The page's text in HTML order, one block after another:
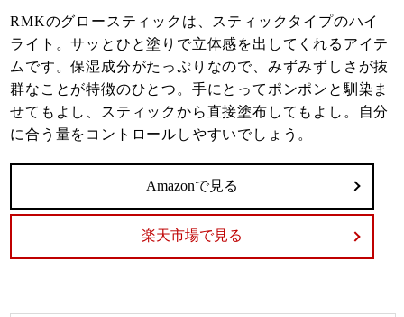
RMKのグロースティックは、スティックタイプのハイ
ライト。サッとひと塗りで立体感を出してくれるアイテ
ムです。保湿成分がたっぷりなので、みずみずしさが抜
群なことが特徴のひとつ。手にとってポンポンと馴染ま
せてもよし、スティックから直接塗布してもよし。自分
に合う量をコントロールしやすいでしょう。
Amazonで見る
楽天市場で見る